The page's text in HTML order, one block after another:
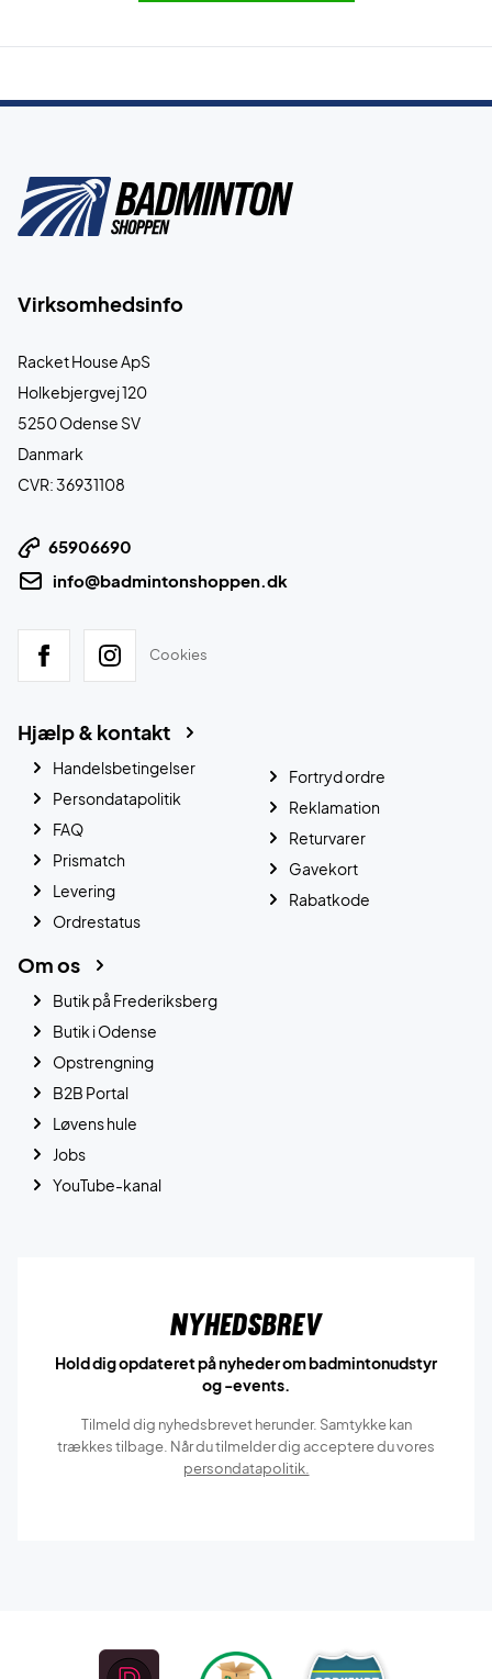
Virksomhedsinfo
Racket House ApS
Holkebjergvej 120
5250 Odense SV
Danmark
CVR: 36931108
65906690
info@badmintonshoppen.dk
Cookies
Hjælp & kontakt
Handelsbetingelser
Persondatapolitik
FAQ
Prismatch
Levering
Ordrestatus
Fortryd ordre
Reklamation
Returvarer
Gavekort
Rabatkode
Om os
Butik på Frederiksberg
Butik i Odense
Opstrengning
B2B Portal
Løvens hule
Jobs
YouTube-kanal
Nyhedsbrev
Hold dig opdateret på nyheder om badmintonudstyr
og -events.
Tilmeld dig nyhedsbrevet herunder. Samtykke kan
trækkes tilbage. Når du tilmelder dig acceptere du vores
persondatapolitik.